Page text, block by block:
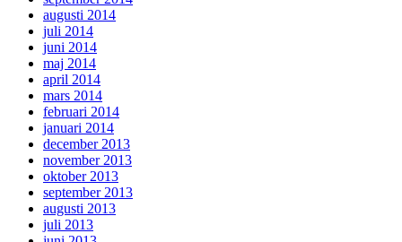
augusti 2014
juli 2014
juni 2014
maj 2014
april 2014
mars 2014
februari 2014
januari 2014
december 2013
november 2013
oktober 2013
september 2013
augusti 2013
juli 2013